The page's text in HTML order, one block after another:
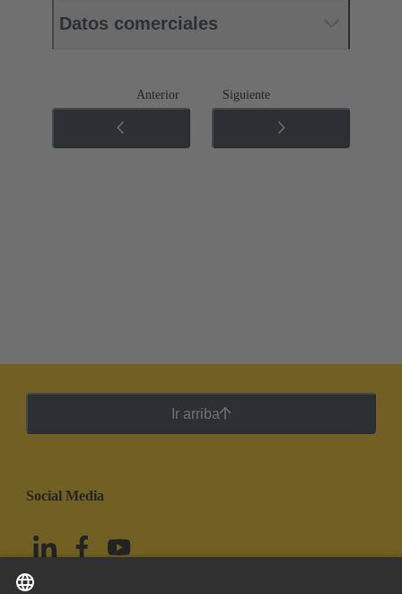
Datos comerciales
Anterior Siguiente
Ir arriba
Social Media